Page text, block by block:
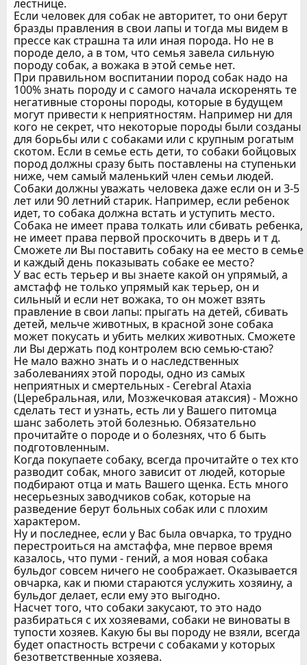
лестнице.
Если человек для собак не авторитет, то они берут
бразды правления в свои лапы и тогда мы видем в
прессе как страшна та или иная порода. Но не в
породе дело, а в том, что семья завела сильную
породу собак, а вожака в этой семье нет.
При правильном воспитании пород собак надо на
100% знать породу и с самого начала искоренять те
негативные стороны породы, которые в будущем
могут привести к неприятностям. Например ни для
кого не секрет, что некоторые породы были созданы
для борьбы или с собаками или с крупным рогатым
скотом. Если в семье есть дети, то собаки бойцовых
пород должны сразу быть поставлены на ступеньки
ниже, чем самый маленький член семьи людей.
Собаки должны уважать человека даже если он и 3-5
лет или 90 летний старик. Например, если ребенок
идет, то собака должна встать и уступить место.
Собака не имеет права толкать или сбивать ребенка,
не имеет права первой проскочить в дверь и т д.
Сможете ли Вы поставить собаку на ее место в семье
и каждый день показывать собаке ее место?
У вас есть терьер и вы знаете какой он упрямый, а
амстафф не только упрямый как терьер, он и
сильный и если нет вожака, то он может взять
правление в свои лапы: прыгать на детей, сбивать
детей, мельче животных, в красной зоне собака
может покусать и убить мелких животных. Сможете
ли Вы держать под контролем всю семью-стаю?
Не мало важно знать и о наследственных
заболеваниях этой породы, одно из самых
неприятных и смертельных - Cerebral Ataxia
(Церебральная, или, Мозжечковая атаксия) - Можно
сделать тест и узнать, есть ли у Вашего питомца
шанс заболеть этой болезнью. Обязательно
прочитайте о породе и о болезнях, что б быть
подготовленным.
Когда покупаете собаку, всегда прочитайте о тех кто
разводит собак, много зависит от людей, которые
подбирают отца и мать Вашего щенка. Есть много
несерьезных заводчиков собак, которые на
разведение берут больных собак или с плохим
характером.
Ну и последнее, если у Вас была овчарка, то трудно
перестроиться на амстаффа, мне первое время
казалось, что пуми - гений, а моя новая собака
бульдог совсем ничего не соображает. Оказывается
овчарка, как и пюми стараются услужить хозяину, а
бульдог делает, если ему это выгодно.
Насчет того, что собаки закусают, то это надо
разбираться с их хозяевами, собаки не виноваты в
тупости хозяев. Какую бы вы породу не взяли, всегда
будет опастность встречи с собаками у которых
безответственные хозяева.